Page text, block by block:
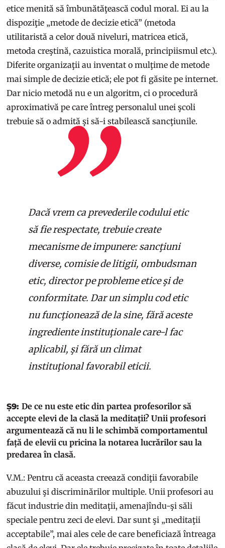
etice menită să îmbunătăţească codul moral. Ei au la
dispoziţie „metode de decizie etică” (metoda
utilitaristă a celor două niveluri, matricea etică,
metoda creştină, cazuistica morală, principiismul etc.).
Diferite organizaţii au inventat o mulţime de metode
mai simple de decizie etică; ele pot fi găsite pe internet.
Dar nicio metodă nu e un algoritm, ci o procedură
aproximativă pe care întreg personalul unei şcoli
trebuie să o admită şi să-i stabilească sancţiunile.
Dacă vrem ca prevederile codului etic
să fie respectate, trebuie create
mecanisme de impunere: sancţiuni
diverse, comisie de litigii, ombudsman
etic, director pe probleme etice şi de
conformitate. Dar un simplu cod etic
nu funcţionează de la sine, fără aceste
ingrediente instituţionale care-l fac
aplicabil, şi fără un climat
instituţional favorabil eticii.
Ș9:De ce nu este etic din partea profesorilor să
accepte elevi de la clasă la meditații? Unii profesori
argumentează că nu li le schimbă comportamentul
față de elevii cu pricina la notarea lucrărilor sau la
predarea în clasă.
V.M.: Pentru că aceasta creează condiţii favorabile
abuzului şi discriminărilor multiple. Unii profesori au
făcut industrie din meditaţii, amenajîndu-şi săli
speciale pentru zeci de elevi. Dar sunt şi „meditaţii
acceptabile”, mai ales cele de care beneficiază întreaga